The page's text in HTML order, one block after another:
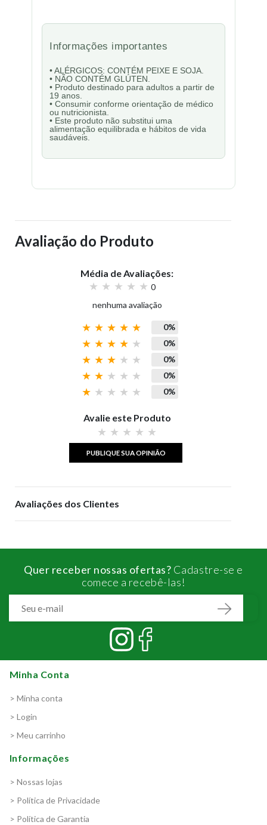
Informações importantes
• ALÉRGICOS: CONTÉM PEIXE E SOJA.
• NÃO CONTÉM GLÚTEN.
• Produto destinado para adultos a partir de
19 anos.
• Consumir conforme orientação de médico
ou nutricionista.
• Este produto não substitui uma
alimentação equilibrada e hábitos de vida
saudáveis.
Avaliação do Produto
Média de Avaliações:
0
nenhuma avaliação
0%
0%
0%
0%
0%
Avalie este Produto
PUBLIQUE SUA OPINIÃO
Avaliações dos Clientes
Quer receber nossas ofertas? Cadastre-se e
comece a recebê-las!
Minha Conta
> Minha conta
> Login
> Meu carrinho
Informações
> Nossas lojas
> Política de Privacidade
> Política de Garantia